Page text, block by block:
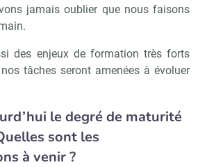
jamais oublier que nous faisons
des enjeux de formation très forts
tâches seront amenées à évoluer
le degré de maturité
sont les
à venir ?